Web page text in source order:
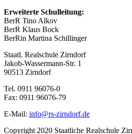
Erweiterte Schulleitung:
BerR Tino Alkov
BerR Klaus Bock
BerRin Martina Schillinger
Staatl. Realschule Zirndorf
Jakob-Wassermann-Str. 1
90513 Zirndorf
Tel. 0911 96076-0
Fax: 0911 96076-79
E-Mail: info@rs-zirndorf.de
Copyright 2020 Staatliche Realschule